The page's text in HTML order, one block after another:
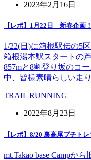
2023年2月16日
【レポ】1月22日 新春企画
1/22(日)に箱根駅伝の5
箱根湯本駅スタートの
857mと8割登り坂のコ
中、皆様素晴らしい走
TRAIL RUNNING
2022年8月23日
【レポ】8/20 裏高尾プチト
mt.Takao base Campか